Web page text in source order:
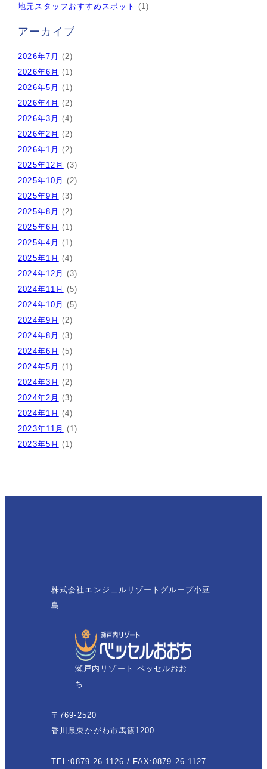
地元スタッフおすすめスポット (1)
アーカイブ
2026年7月 (2)
2026年6月 (1)
2026年5月 (1)
2026年4月 (2)
2026年3月 (4)
2026年2月 (2)
2026年1月 (2)
2025年12月 (3)
2025年10月 (2)
2025年9月 (3)
2025年8月 (2)
2025年6月 (1)
2025年4月 (1)
2025年1月 (4)
2024年12月 (3)
2024年11月 (5)
2024年10月 (5)
2024年9月 (2)
2024年8月 (3)
2024年6月 (5)
2024年5月 (1)
2024年3月 (2)
2024年2月 (3)
2024年1月 (4)
2023年11月 (1)
2023年5月 (1)
株式会社エンジェルリゾートグループ小豆
島
瀬戸内リゾート ベッセルおお
ち
〒769-2520
香川県東かがわ市馬篠1200
TEL:0879-26-1126 / FAX:0879-26-1127